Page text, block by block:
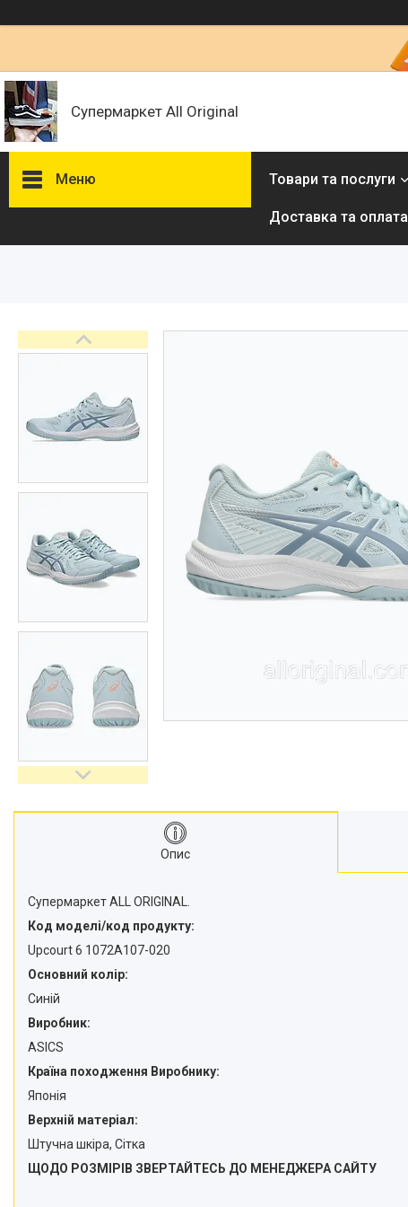
Супермаркет All Original
Меню Товари та послуги
Доставка та оплата
Опис
Супермаркет ALL ORIGINAL.
Код моделі/код продукту:
Upcourt 6 1072A107-020
Основний колір:
Синій
Виробник:
ASICS
Країна походження Виробнику:
Японія
Верхній матеріал:
Штучна шкіра, Сітка
ЩОДО РОЗМІРІВ ЗВЕРТАЙТЕСЬ ДО МЕНЕДЖЕРА САЙТУ